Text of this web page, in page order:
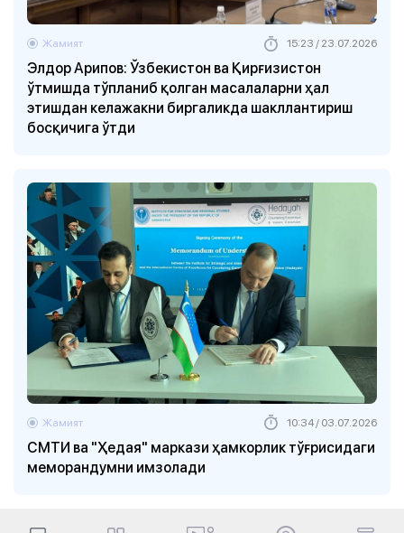
Элдор Арипов: Ўзбекистон ва Қирғизистон
ўтмишда тўпланиб қолган масалаларни ҳал
этишдан келажакни биргаликда шакллантириш
босқичига ўтди
Жамият 15:23 / 23.07.2026
СМТИ ва "Ҳедая" маркази ҳамкорлик тўғрисидаги
меморандумни имзолади
Жамият 10:34 / 03.07.2026